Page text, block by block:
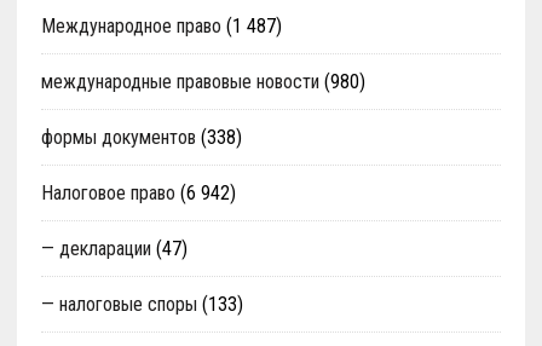
Международное право (1 487)
международные правовые новости (980)
формы документов (338)
Налоговое право (6 942)
— декларации (47)
— налоговые споры (133)